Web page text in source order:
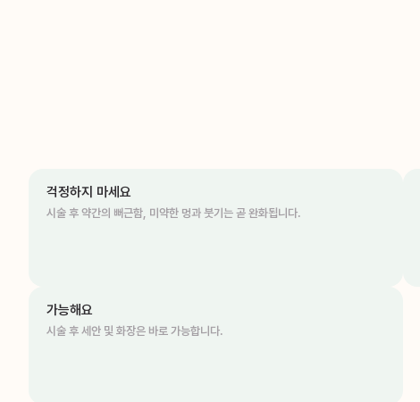
걱정하지 마세요
시술 후 약간의 뻐근함, 미약한 멍과 붓기는 곧 완화됩니다.
가능해요
시술 후 세안 및 화장은 바로 가능합니다.